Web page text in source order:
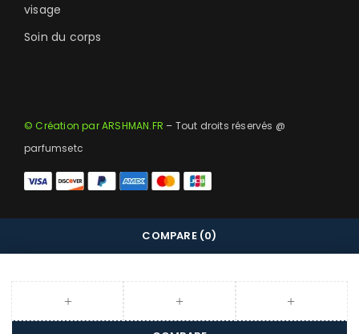
visage
Soin du corps
© Création par ARSHMAN.FR – Tout droits réservés @
parfumsetc
COMPARE (0)